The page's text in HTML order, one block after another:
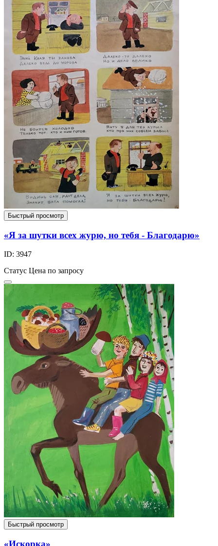
Быстрый просмотр
«Я за шутки всех журю, но тебя - Благодарю»
ID: 3947
Статус Цена по запросу
Быстрый просмотр
«Искорка»